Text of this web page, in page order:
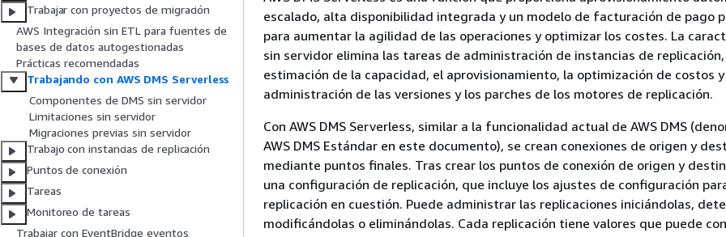
Trabajar con proyectos de migración
AWS Integración sin ETL para fuentes de
bases de datos autogestionadas
Prácticas recomendadas
Trabajando con AWS DMS Serverless
Componentes de DMS sin servidor
Limitaciones sin servidor
Migraciones previas sin servidor
Trabajo con instancias de replicación
Puntos de conexión
Tareas
Monitoreo de tareas
Trabajar con EventBridge eventos
escalado, alta disponibilidad integrada y un modelo de facturación de pago
para aumentar la agilidad de las operaciones y optimizar los costes. La
sin servidor elimina las tareas de administración de instancias de
estimación de la capacidad, el aprovisionamiento, la optimización de costos
administración de las versiones y los parches de los motores de replicación.
Con AWS DMS Serverless, similar a la funcionalidad actual de AWS DMS
AWS DMS Estándar en este documento), se crean conexiones de origen y
mediante puntos finales. Tras crear los puntos de conexión de origen y
una configuración de replicación, que incluye los ajustes de configuración
replicación en cuestión. Puede administrar las replicaciones iniciándolas,
modificándolas o eliminándolas. Cada replicación tiene valores que puede